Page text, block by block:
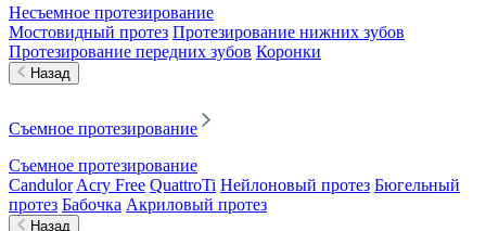
Несъемное протезирование
Мостовидный протез Протезирование нижних зубов
Протезирование передних зубов Коронки
Назад
Съемное протезирование
Съемное протезирование
Candulor Acry Free QuattroTi Нейлоновый протез Бюгельный
протез Бабочка Акриловый протез
Назад